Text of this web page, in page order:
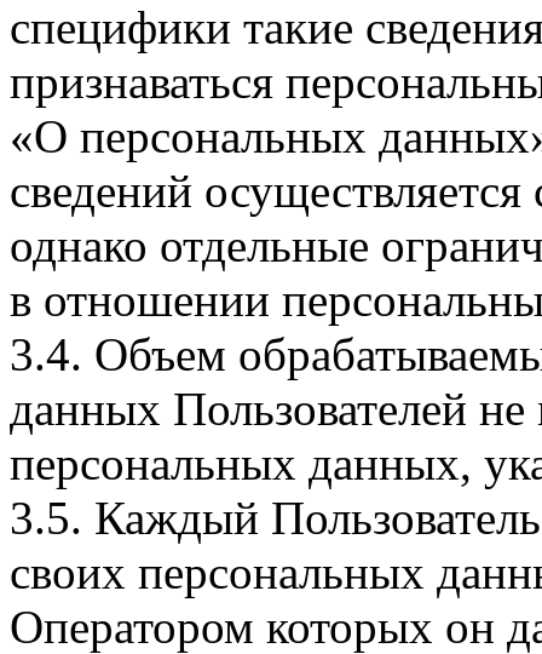
специфики такие
признаваться
«О персональных
сведений
однако отдельные
в отношении
3.4. Объем
данных Пользователей
персональных данных,
3.5. Каждый
своих персональных
Оператором которых он